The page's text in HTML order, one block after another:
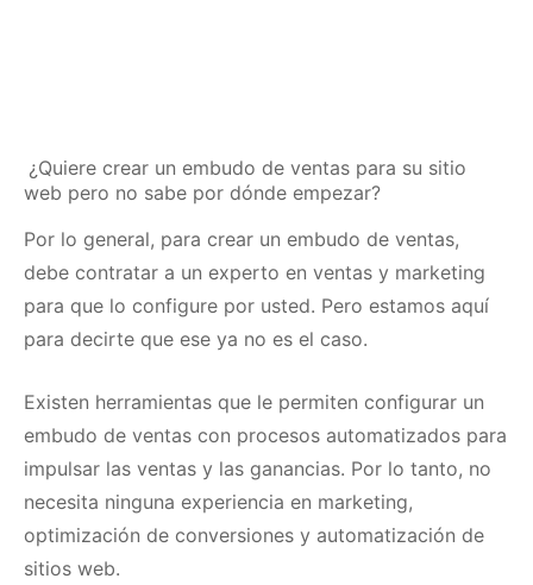
¿Quiere crear un embudo de ventas para su sitio
web pero no sabe por dónde empezar?
Por lo general, para crear un embudo de ventas,
debe contratar a un experto en ventas y marketing
para que lo configure por usted. Pero estamos aquí
para decirte que ese ya no es el caso.
Existen herramientas que le permiten configurar un
embudo de ventas con procesos automatizados para
impulsar las ventas y las ganancias. Por lo tanto, no
necesita ninguna experiencia en marketing,
optimización de conversiones y automatización de
sitios web.